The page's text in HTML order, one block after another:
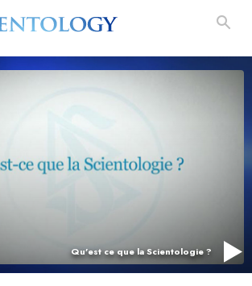
Qu’est ce que la Scientologie ?